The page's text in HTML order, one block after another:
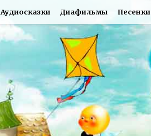
Аудиосказки Диафильмы Песенки